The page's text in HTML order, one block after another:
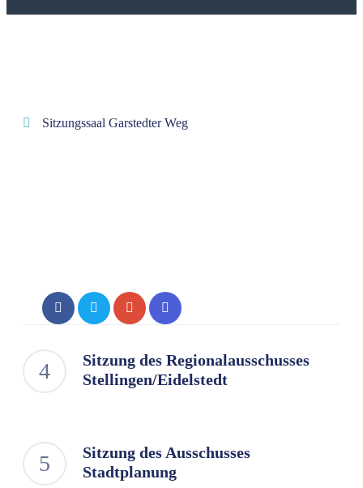
Sitzungssaal Garstedter Weg
Sitzung des Regionalausschusses
Stellingen/Eidelstedt
Sitzung des Ausschusses
Stadtplanung